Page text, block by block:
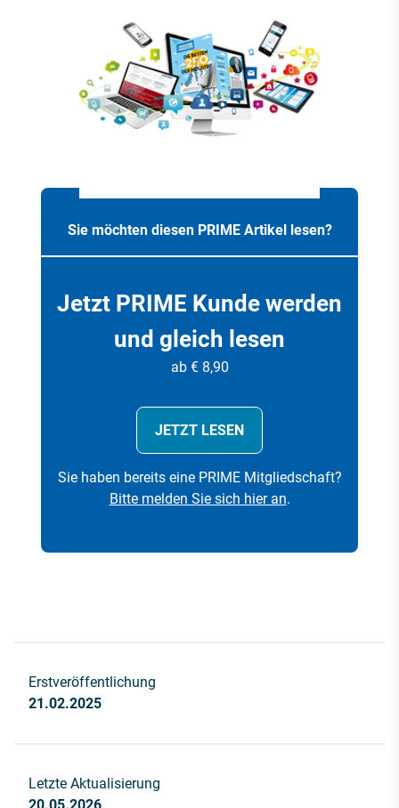
Sie möchten diesen PRIME Artikel lesen?
Jetzt PRIME Kunde werden
und gleich lesen
ab € 8,90
JETZT LESEN
Sie haben bereits eine PRIME Mitgliedschaft?
Bitte melden Sie sich hier an.
Erstveröffentlichung
21.02.2025
Letzte Aktualisierung